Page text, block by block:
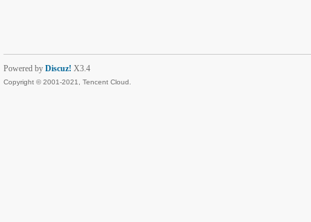
Powered by Discuz! X3.4
Copyright © 2001-2021, Tencent Cloud.